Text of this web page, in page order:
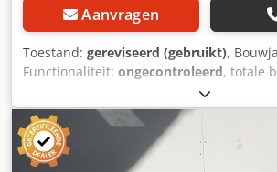
Aanvragen
Toestand: gereviseerd (gebruikt),
Functionaliteit: ongecontroleerd, totale
5.000 mm, totale
producthoogte (min.):850 mm,
Machine kan harde en zachte folie
vormen, met productbegassing, met
alleen dieptrekken. Verschillende